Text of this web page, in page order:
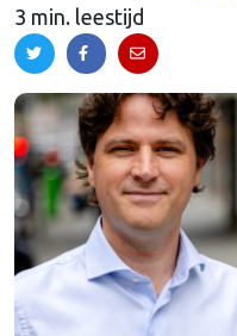
3 min. leestijd